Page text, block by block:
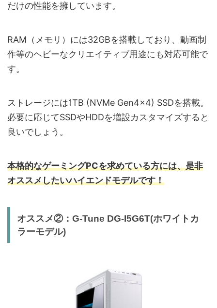
だけの性能を擁しています。
RAM（メモリ）には32GBを搭載しており、動画制
作等のヘビーなクリエイティブ用途にも対応可能で
す。
ストレージには1TB (NVMe Gen4×4) SSDを搭載。
必要に応じてSSDやHDDを増設カスタマイズすると
良いでしょう。
本格的なゲーミングPCを求めている方には、是非
オススメしたいハイエンドモデルです！
オススメ②：G-Tune DG-I5G6T(ホワイトカ
ラーモデル)